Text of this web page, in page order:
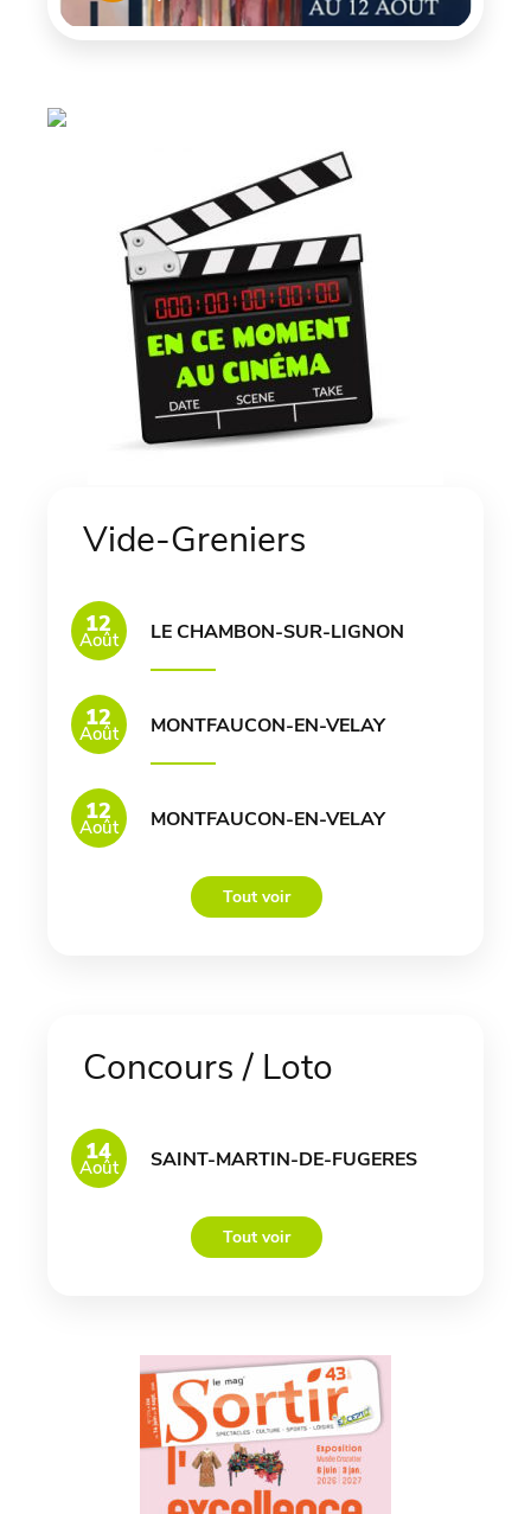
Vide-Greniers
12
Août LE CHAMBON-SUR-LIGNON
12
Août MONTFAUCON-EN-VELAY
12
Août MONTFAUCON-EN-VELAY
Tout voir
Concours / Loto
14
Août SAINT-MARTIN-DE-FUGERES
Tout voir